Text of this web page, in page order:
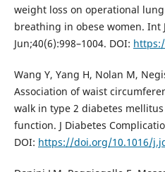
weight loss on operational
breathing in obese women. Int
Jun;40(6):998–1004. DOI:
Wang Y, Yang H, Nolan M,
Association of waist
walk in type 2 diabetes
function. J Diabetes
DOI: https://doi.org/10.1016/